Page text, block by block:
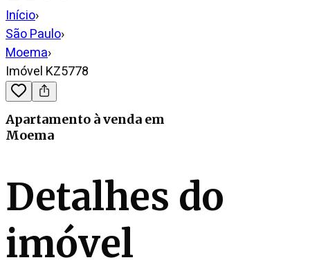
Início›
São Paulo›
Moema›
Imóvel KZ5778
Apartamento à venda em
Moema
Detalhes do
imóvel